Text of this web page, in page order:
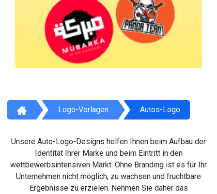
Logo-Vorlagen Autos-Logo
Unsere Auto-Logo-Designs helfen Ihnen beim Aufbau der
Identität Ihrer Marke und beim Eintritt in den
wettbewerbsintensiven Markt. Ohne Branding ist es für Ihr
Unternehmen nicht möglich, zu wachsen und fruchtbare
Ergebnisse zu erzielen. Nehmen Sie daher das